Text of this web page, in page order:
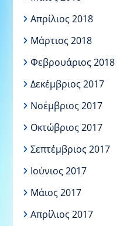
Απρίλιος 2018
Μάρτιος 2018
Φεβρουάριος 2018
Δεκέμβριος 2017
Νοέμβριος 2017
Οκτώβριος 2017
Σεπτέμβριος 2017
Ιούνιος 2017
Μάιος 2017
Απρίλιος 2017